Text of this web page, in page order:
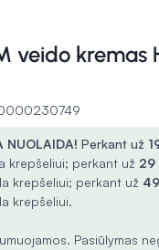
veido kremas
NUOLAIDA! Perkant už
krepšeliui; perkant už 29
krepšeliui; perkant už
krepšeliui.
Pasiūlymas